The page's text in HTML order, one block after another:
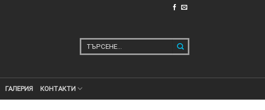
за:
ГАЛЕРИЯ КОНТАКТИ